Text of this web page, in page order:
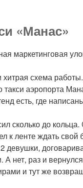
«Манас»
маркетинговая
схема
такси аэропорта
есть, где
сколько до
к ленте ждать свой
девушки,
нет, раз и
и тут же